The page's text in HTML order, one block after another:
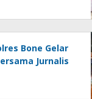
Bone Gelar
Jurnalis